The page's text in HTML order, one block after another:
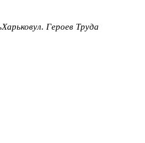
Харьковул. Героев Труда